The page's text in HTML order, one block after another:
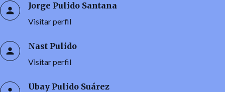
Jorge Pulido Santana
Visitar perfil
Nast Pulido
Visitar perfil
Ubay Pulido Suárez